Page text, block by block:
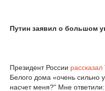
Путин заявил о большом
Президент России рассказал
Белого дома «очень сильно
насчет меня?" Мне